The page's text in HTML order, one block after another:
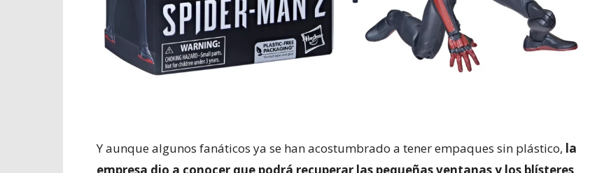
Y aunque algunos fanáticos ya se han acostumbrado a tener empaques sin plástico, la